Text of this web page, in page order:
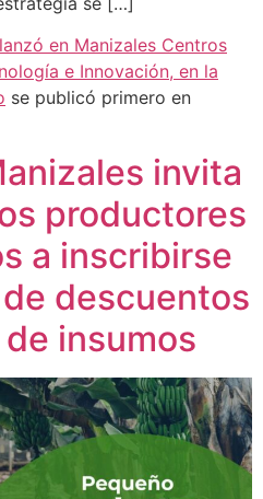
en Manizales Centros
e Innovación, en la
se publicó primero en
invita
productores
a inscribirse
descuentos
insumos